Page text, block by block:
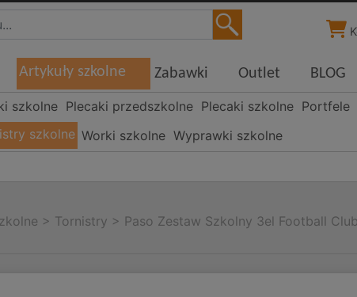
Artykuły szkolne Zabawki Outlet BLOG
szkolne Plecaki przedszkolne Plecaki szkolne Portfele
szkolne Worki szkolne Wyprawki szkolne
> Tornistry > Paso Zestaw Szkolny 3el Football